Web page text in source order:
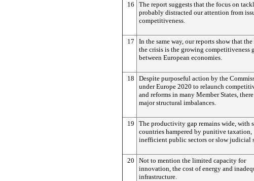
16
The report suggests that the focus on
probably distracted our attention from
competitiveness.
17
In the same way, our reports show that
the crisis is the growing competitiveness
between European economies.
18
Despite purposeful action by the
under Europe 2020 to relaunch
and reforms in many Member States,
major structural imbalances.
19
The productivity gap remains wide, with
countries hampered by punitive taxation,
inefficient public sectors or slow judicial
20
Not to mention the limited capacity for
innovation, the cost of energy and
infrastructure.